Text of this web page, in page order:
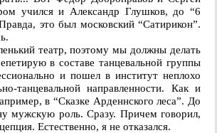
учился и Александр Глушков, до “6
это был московский “Сатирикон”.
театр, поэтому мы должны делать
в составе танцевальной группы
и пошел в институт неплохо
танцевальной направленности. Как и
в “Сказке Арденнского леса”. До
мужскую роль. Сразу. Причем говорил,
Естественно, я не отказался.